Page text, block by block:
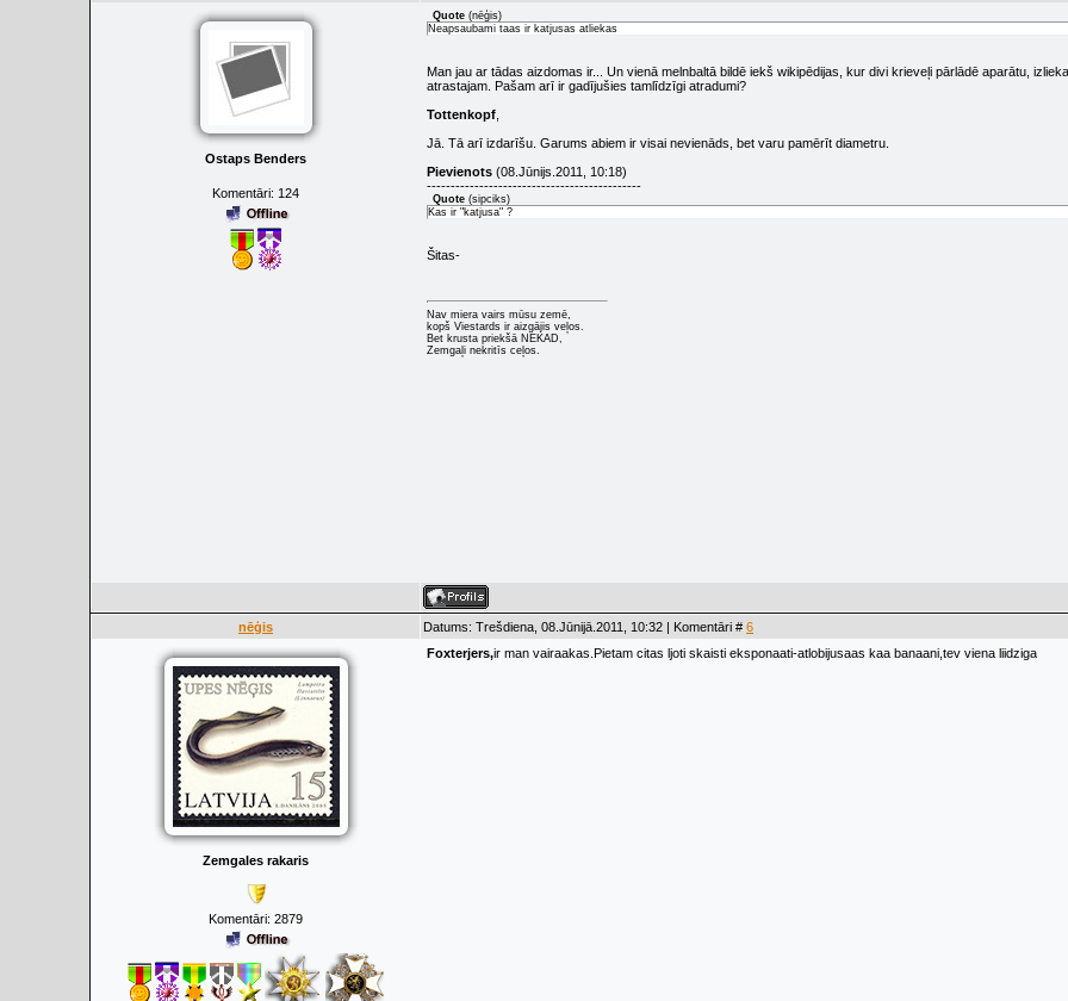
Ostaps Benders
Komentāri: 124
Quote (nēģis)
Neapsaubami taas ir katjusas atliekas
Man jau ar tādas aizdomas ir... Un vienā melnbaltā bildē iekš wikipēdijas, kur divi krieveļi pārlādē aparātu,
atrastajam. Pašam arī ir gadījušies tamlīdzīgi atradumi?
Tottenkopf
Jā. Tā arī izdarīšu. Garums abiem ir visai nevienāds, bet varu pamērīt diametru.
Pievienots (08.Jūnijs.2011, 10:18)
---------------------------------------------
Quote (sipciks)
Kas ir "katjusa" ?
Šitas-
Nav miera vairs mūsu zemē,
kopš Viestards ir aizgājis veļos.
Bet krusta priekšā NEKAD,
Zemgaļi nekritīs ceļos.
nēģis Datums: Trešdiena, 08.Jūnijā.2011, 10:32 | Komentāri # 6
Zemgales rakaris
Komentāri: 2879
Foxterjers,ir man vairaakas.Pietam citas ljoti skaisti eksponaati-atlobijusaas kaa banaani,tev viena liidziga